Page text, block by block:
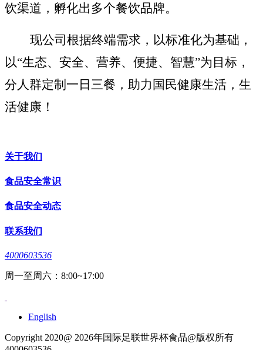
饮渠道，孵化出多个餐饮品牌。
现公司根据终端需求，以标准化为基础，
以“生态、安全、营养、便捷、智慧”为目标，
分人群定制 一日三餐，助力国民健康生活，生
活健康！
关于我们
食品安全常识
食品安全动态
联系我们
4000603536
周一至周六：8:00~17:00
English
Copyright 2020@ 2026年国际足联世界杯食品@版权所有